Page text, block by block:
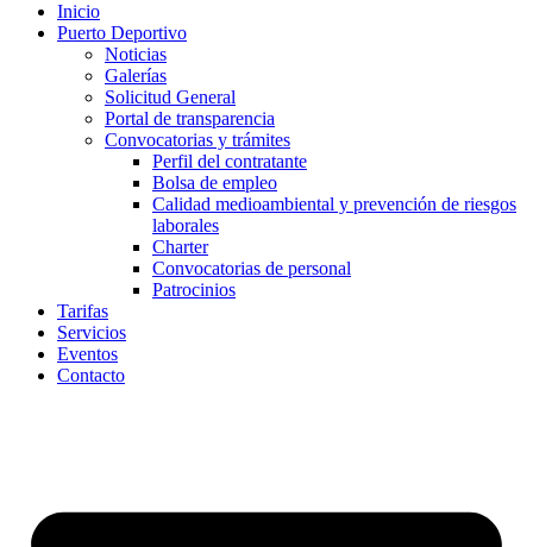
Inicio
Puerto Deportivo
Noticias
Galerías
Solicitud General
Portal de transparencia
Convocatorias y trámites
Perfil del contratante
Bolsa de empleo
Calidad medioambiental y prevención de riesgos
laborales
Charter
Convocatorias de personal
Patrocinios
Tarifas
Servicios
Eventos
Contacto